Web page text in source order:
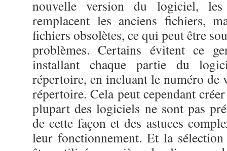
nouvelle version du logiciel, les
remplacent les anciens fichiers,
fichiers obsolètes, ce qui peut être
problèmes. Certains évitent ce
installant chaque partie du
répertoire, en incluant le numéro de
répertoire. Cela peut cependant
plupart des logiciels ne sont pas
de cette façon et des astuces
leur fonctionnement. Et la